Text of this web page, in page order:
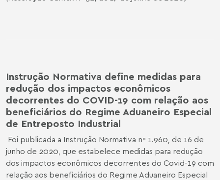
Instrução Normativa define medidas para
redução dos impactos econômicos
decorrentes do COVID-19 com relação aos
beneficiários do Regime Aduaneiro Especial
de Entreposto Industrial
Foi publicada a Instrução Normativa nº 1.960, de 16 de
junho de 2020, que estabelece medidas para redução
dos impactos econômicos decorrentes do Covid-19 com
relação aos beneficiários do Regime Aduaneiro Especial